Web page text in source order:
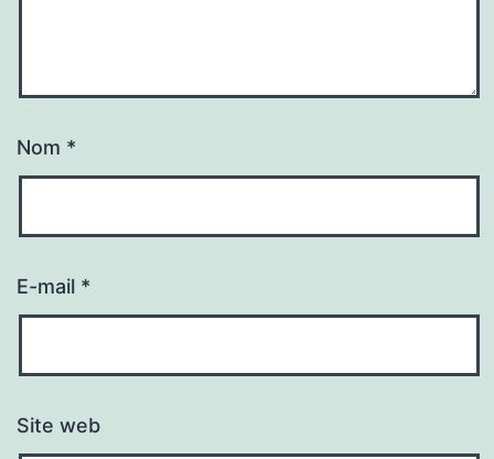
Nom *
E-mail *
Site web